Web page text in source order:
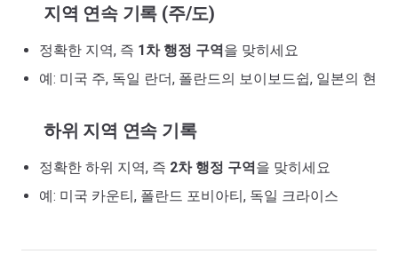
지역 연속 기록 (주/도)
정확한 지역, 즉 1차 행정 구역을 맞히세요
예: 미국 주, 독일 란더, 폴란드의 보이보드쉽, 일본의 현
하위 지역 연속 기록
정확한 하위 지역, 즉 2차 행정 구역을 맞히세요
예: 미국 카운티, 폴란드 포비아티, 독일 크라이스